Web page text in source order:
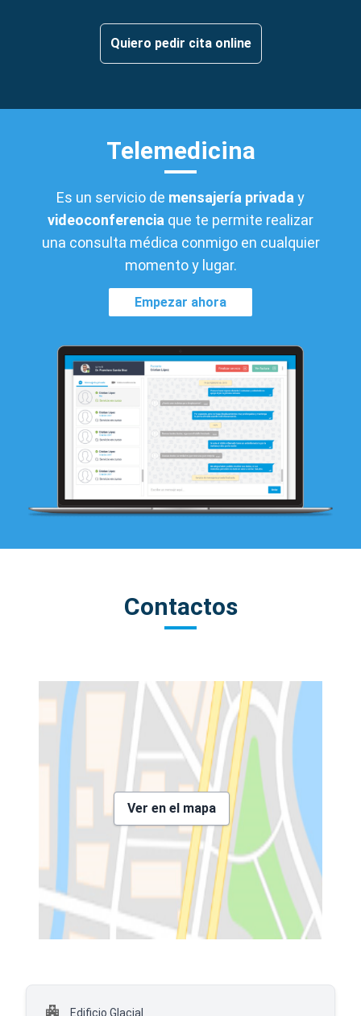
Quiero pedir cita online
Telemedicina
Es un servicio de mensajería privada y
videoconferencia que te permite realizar
una consulta médica conmigo en cualquier
momento y lugar.
Empezar ahora
Contactos
Ver en el mapa
Edificio Glacial